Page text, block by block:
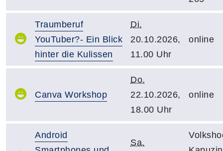
Traumberuf
YouTuber?- Ein Blick
hinter die Kulissen
Di.
20.10.2026,
11.00 Uhr
online
Canva Workshop
Do.
22.10.2026,
18.00 Uhr
online
Android
Sa.